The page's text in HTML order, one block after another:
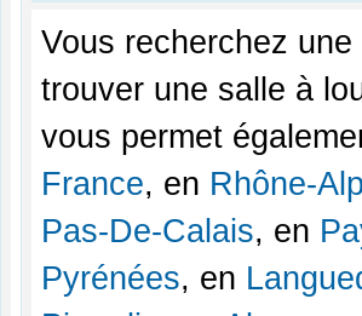
Vous recherchez
trouver une salle à
vous permet
France, en Rhône-
Pas-De-Calais, en
Pyrénées, en